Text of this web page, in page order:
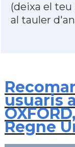
(deixa el
al tauler
usuaris
Regne